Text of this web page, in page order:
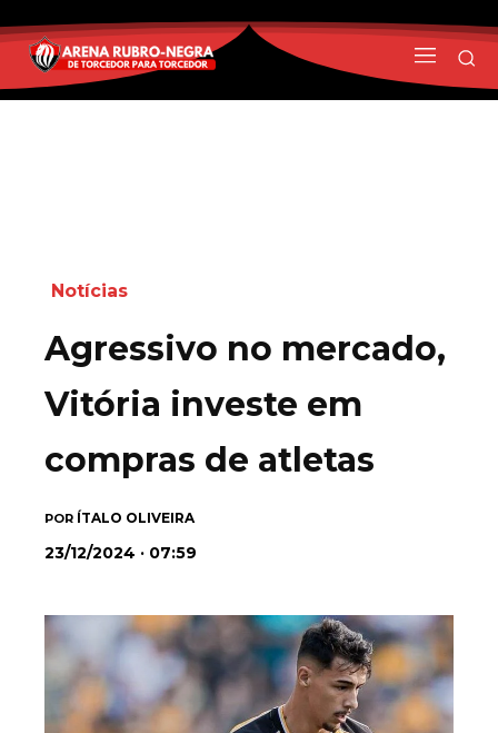
Notícias
Agressivo no mercado,
Vitória investe em
compras de atletas
POR ÍTALO OLIVEIRA
23/12/2024 · 07:59